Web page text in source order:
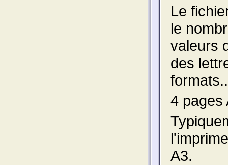
Le
le
valeurs
des
4 pages
A3.